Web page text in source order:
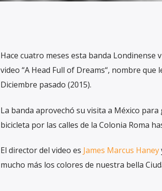
Hace cuatro meses esta banda Londinense
video “A Head Full of Dreams“, nombre
Diciembre pasado (2015).
La banda aprovechó su visita a México
bicicleta por las calles de la Colonia Roma
El director del video es James Marcus Haney
mucho más los colores de nuestra bella